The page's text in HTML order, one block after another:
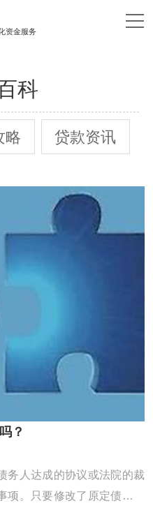
资金服务
科
略 贷款资讯
？
务人达成的协议或法院的裁
项。只要修改了原定债务偿